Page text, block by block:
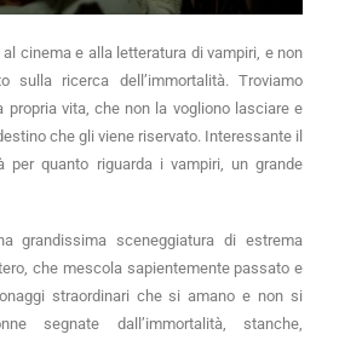
cinema e alla letteratura di vampiri, e non
ricerca dell’immortalità. Troviamo
propria vita, che non la vogliono lasciare e
che gli viene riservato. Interessante il
per quanto riguarda i vampiri, un grande
grandissima sceneggiatura di estrema
che mescola sapientemente passato e
straordinari che si amano e non si
segnate dall’immortalità, stanche,